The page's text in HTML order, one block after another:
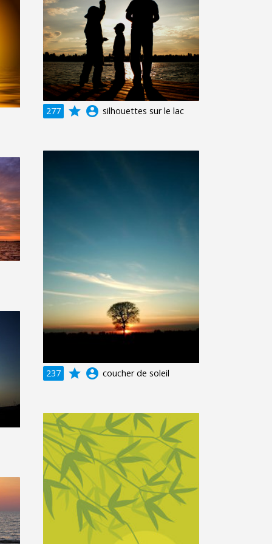
277 grade account_circle silhouettes sur le lac
237 grade account_circle coucher de soleil